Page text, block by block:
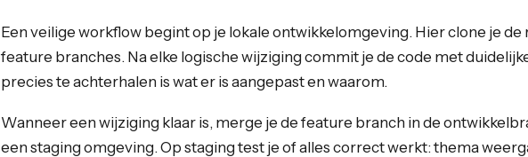
Een veilige workflow begint op je lokale ontwikkelomgeving. Hier clone je de
feature branches. Na elke logische wijziging commit je de code met
precies te achterhalen is wat er is aangepast en waarom.
Wanneer een wijziging klaar is, merge je de feature branch in de
een staging omgeving. Op staging test je of alles correct werkt: thema